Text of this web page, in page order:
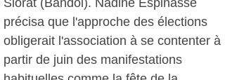
Siorat (Bandol). Nadine Espinasse
précisa que l'approche des élections
obligerait l'association à se contenter à
partir de juin des manifestations